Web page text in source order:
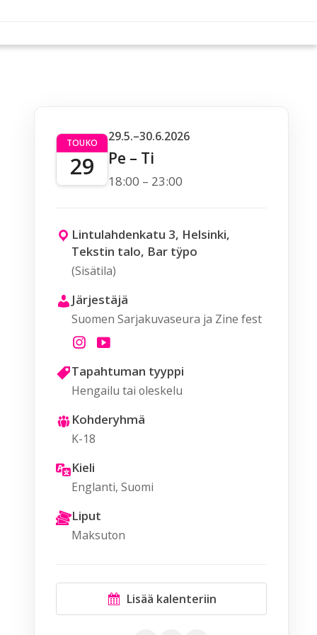
TOUKO
29
29.5.–30.6.2026
Pe – Ti
18:00 – 23:00
Lintulahdenkatu 3, Helsinki,
Tekstin talo, Bar tÿpo
(Sisätila)
Järjestäjä
Suomen Sarjakuvaseura ja Zine fest
Tapahtuman tyyppi
Hengailu tai oleskelu
Kohderyhmä
K-18
Kieli
Englanti, Suomi
Liput
Maksuton
Lisää kalenteriin